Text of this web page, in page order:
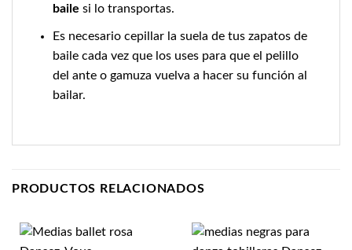
baile si lo transportas.
Es necesario cepillar la suela de tus zapatos de
baile cada vez que los uses para que el pelillo
del ante o gamuza vuelva a hacer su función al
bailar.
PRODUCTOS RELACIONADOS